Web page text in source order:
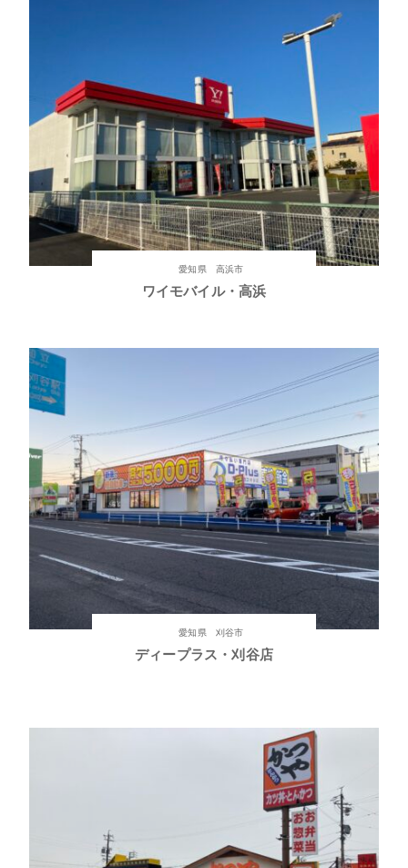
愛知県 高浜市
ワイモバイル・高浜
愛知県 刈谷市
ディープラス・刈谷店